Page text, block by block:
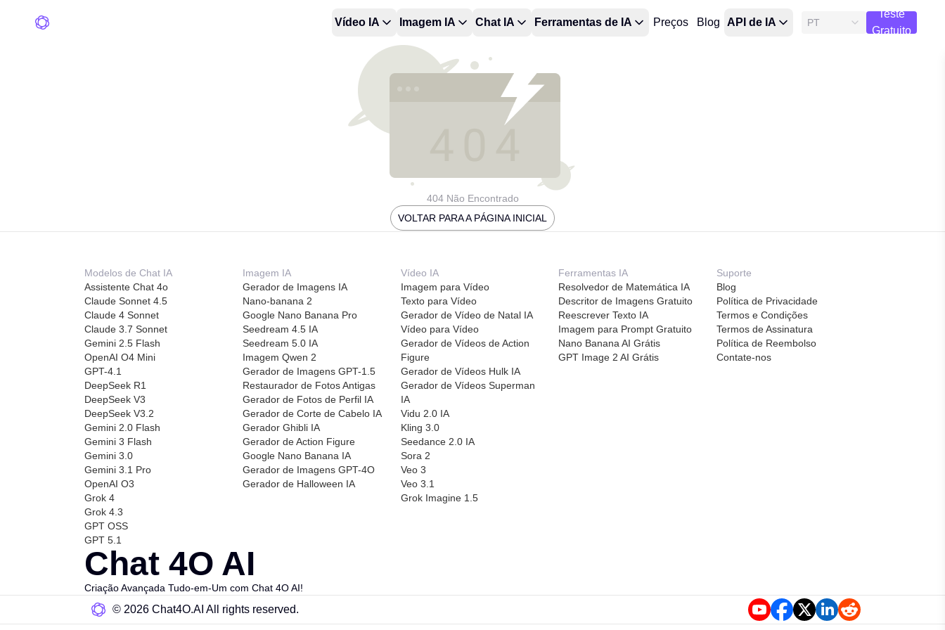
Vídeo IA Imagem IA Chat IA Ferramentas de IA Preços Blog API de IA PT
Teste
Gratuito
404 Não Encontrado
VOLTAR PARA A PÁGINA INICIAL
Modelos de Chat IA
Assistente Chat 4o
Claude Sonnet 4.5
Claude 4 Sonnet
Claude 3.7 Sonnet
Gemini 2.5 Flash
OpenAI O4 Mini
GPT-4.1
DeepSeek R1
DeepSeek V3
DeepSeek V3.2
Gemini 2.0 Flash
Gemini 3 Flash
Gemini 3.0
Gemini 3.1 Pro
OpenAI O3
Grok 4
Grok 4.3
GPT OSS
GPT 5.1
Imagem IA
Gerador de Imagens IA
Nano-banana 2
Google Nano Banana Pro
Seedream 4.5 IA
Seedream 5.0 IA
Imagem Qwen 2
Gerador de Imagens GPT-1.5
Restaurador de Fotos Antigas
Gerador de Fotos de Perfil IA
Gerador de Corte de Cabelo IA
Gerador Ghibli IA
Gerador de Action Figure
Google Nano Banana IA
Gerador de Imagens GPT-4O
Gerador de Halloween IA
Vídeo IA
Imagem para Vídeo
Texto para Vídeo
Gerador de Vídeo de Natal IA
Vídeo para Vídeo
Gerador de Vídeos de Action
Figure
Gerador de Vídeos Hulk IA
Gerador de Vídeos Superman
IA
Vidu 2.0 IA
Kling 3.0
Seedance 2.0 IA
Sora 2
Veo 3
Veo 3.1
Grok Imagine 1.5
Ferramentas IA
Resolvedor de Matemática IA
Descritor de Imagens Gratuito
Reescrever Texto IA
Imagem para Prompt Gratuito
Nano Banana AI Grátis
GPT Image 2 AI Grátis
Suporte
Blog
Política de Privacidade
Termos e Condições
Termos de Assinatura
Política de Reembolso
Contate-nos
Chat 4O AI
Criação Avançada Tudo-em-Um com Chat 4O AI!
©️ 2026 Chat4O.AI All rights reserved.